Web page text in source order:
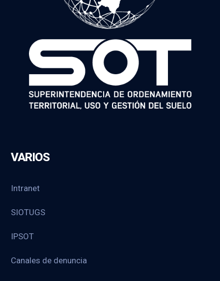
VARIOS
Intranet
SIOTUGS
IPSOT
Canales de denuncia